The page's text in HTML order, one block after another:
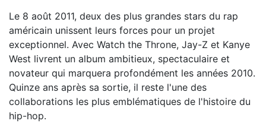
Le 8 août 2011, deux des plus grandes stars du rap
américain unissent leurs forces pour un projet
exceptionnel. Avec Watch the Throne, Jay-Z et Kanye
West livrent un album ambitieux, spectaculaire et
novateur qui marquera profondément les années 2010.
Quinze ans après sa sortie, il reste l'une des
collaborations les plus emblématiques de l'histoire du
hip-hop.